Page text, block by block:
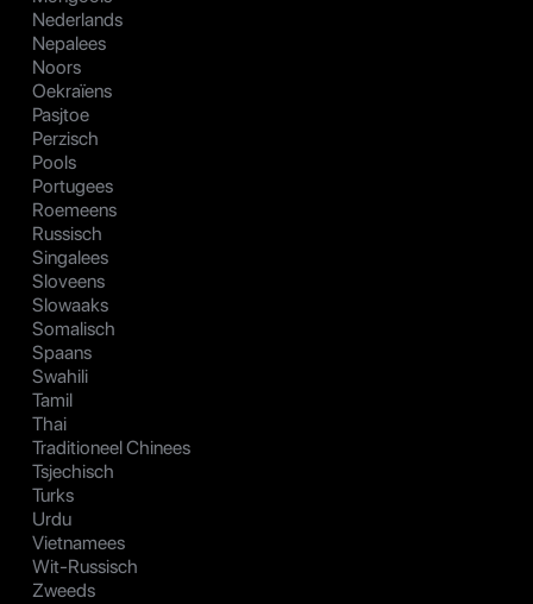
Nederlands
Nepalees
Noors
Oekraïens
Pasjtoe
Perzisch
Pools
Portugees
Roemeens
Russisch
Singalees
Sloveens
Slowaaks
Somalisch
Spaans
Swahili
Tamil
Thai
Traditioneel Chinees
Tsjechisch
Turks
Urdu
Vietnamees
Wit-Russisch
Zweeds